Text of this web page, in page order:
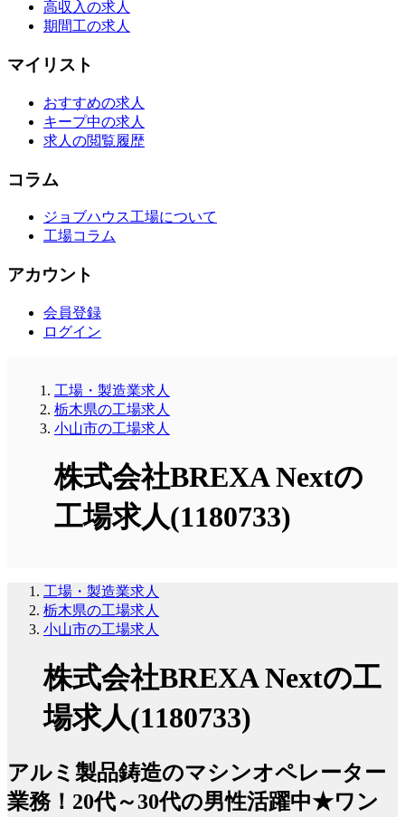
高収入の求人
期間工の求人
マイリスト
おすすめの求人
キープ中の求人
求人の閲覧履歴
コラム
ジョブハウス工場について
工場コラム
アカウント
会員登録
ログイン
工場・製造業求人
栃木県の工場求人
小山市の工場求人
株式会社BREXA Nextの
工場求人(1180733)
工場・製造業求人
栃木県の工場求人
小山市の工場求人
株式会社BREXA Nextの工
場求人(1180733)
アルミ製品鋳造のマシンオペレーター
業務！20代～30代の男性活躍中★ワン